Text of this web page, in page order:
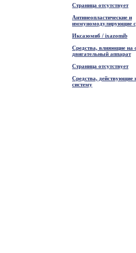
Страница отсутствует
Антинеопластические и
иммуномодулирующие
Иксазомиб / ixazomib
Средства, влияющие на
двигательный аппарат
Страница отсутствует
Средства, действующие
систему